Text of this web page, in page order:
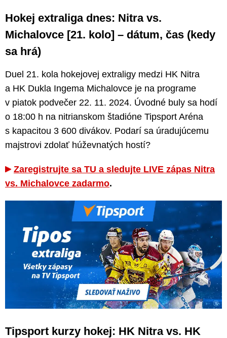
Hokej extraliga dnes: Nitra vs.
Michalovce [21. kolo] – dátum, čas (kedy
sa hrá)
Duel 21. kola hokejovej extraligy medzi HK Nitra
a HK Dukla Ingema Michalovce je na programe
v piatok podvečer 22. 11. 2024. Úvodné buly sa hodí
o 18:00 h na nitrianskom štadióne Tipsport Aréna
s kapacitou 3 600 divákov. Podarí sa úradujúcemu
majstrovi zdolať húževnatých hostí?
Zaregistrujte sa TU a sledujte LIVE zápas Nitra
vs. Michalovce zadarmo.
Tipsport kurzy hokej: HK Nitra vs. HK